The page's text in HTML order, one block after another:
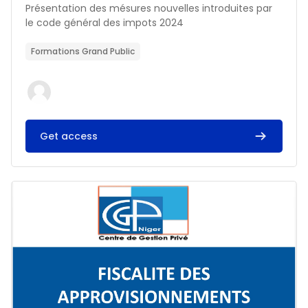
Résumé du cours :
Présentation des mésures nouvelles introduites par
le code général des impots 2024
Formations Grand Public
Get access
Image du cours FISCALITE DES APPROVISIONNEMENTS